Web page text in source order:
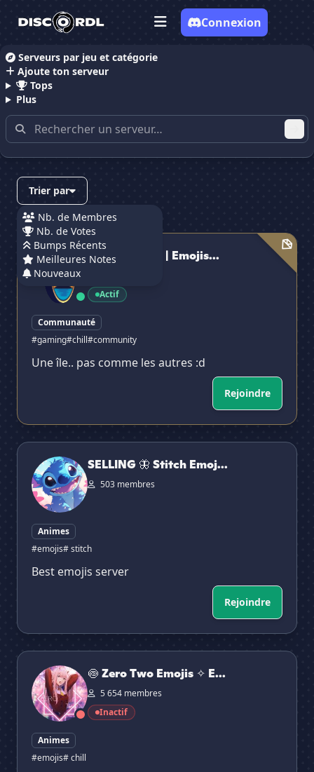
Serveurs par jeu et catégorie
Ajoute ton serveur
Tops
Plus
Connexion
Accueil
Serveurs Discord contenant
"emojis"
Trier par
Nb. de Membres
Nb. de Votes
Bumps Récents
Meilleures Notes
Nouveaux
New Exilés 🌸 | Emojis & Emotes - Calme - Be Yourself
New Exilés 🌸 | Emojis...
Actif
Communauté
#gaming#chill#community
Une île.. pas comme les autres :d
Rejoindre
SELLING 🦋 Stitch Emojis ✧ Emotes ✧ Stickers ✧ Social
SELLING 🦋 Stitch Emoj...
503 membres
Animes
#emojis# stitch
Best emojis server
Rejoindre
🍥 Zero Two Emojis ✧ Emotes ✧ Stickers ✧ Social ✧
🍥 Zero Two Emojis ✧ E...
5 654 membres
Inactif
Animes
#emojis# chill